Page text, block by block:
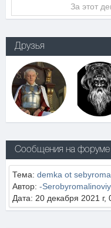
За этот
Друзья
Сообщения на форуме
Тема: demka ot
Автор: -Serobyromalinoviy
Дата: 20 декабря 2021 г,